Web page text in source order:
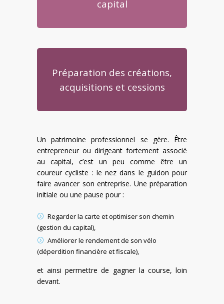
capital
Préparation des créations,
acquisitions et cessions
Un patrimoine professionnel se gère. Être
entrepreneur ou dirigeant fortement associé
au capital, c’est un peu comme être un
coureur cycliste : le nez dans le guidon pour
faire avancer son entreprise. Une préparation
initiale ou une pause pour :
Regarder la carte et optimiser son chemin
(gestion du capital),
Améliorer le rendement de son vélo
(déperdition financière et fiscale),
et ainsi permettre de gagner la course, loin
devant.